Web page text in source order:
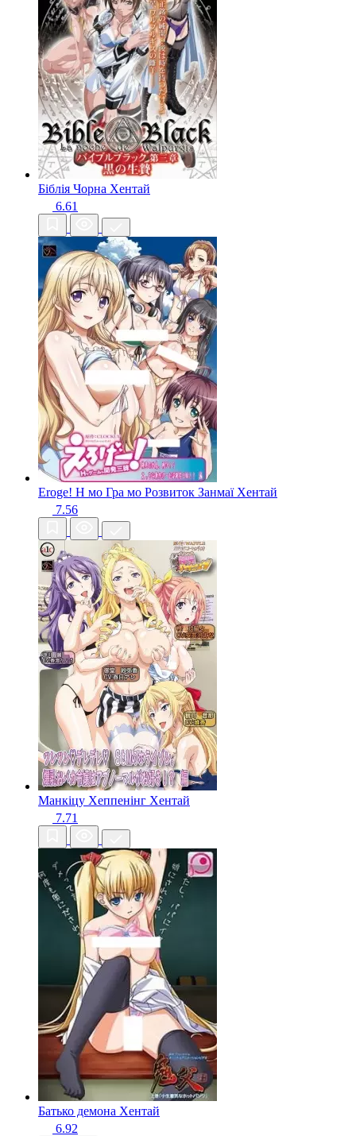
Біблія Чорна Хентай
6.61
Eroge! H мо Гра мо Розвиток Занмаї Хентай
7.56
Манкіцу Хеппенінг Хентай
7.71
Батько демона Хентай
6.92